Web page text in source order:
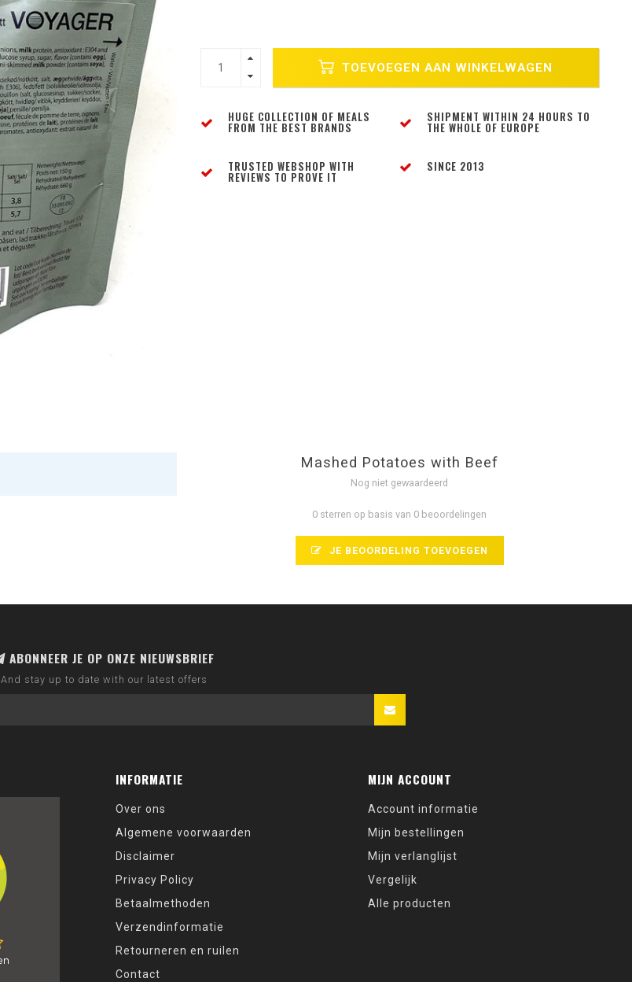
TOEVOEGEN AAN WINKELWAGEN
HUGE COLLECTION OF MEALS
FROM THE BEST BRANDS
SHIPMENT WITHIN 24 HOURS TO
THE WHOLE OF EUROPE
TRUSTED WEBSHOP WITH
REVIEWS TO PROVE IT
SINCE 2013
Mashed Potatoes with Beef
Nog niet gewaardeerd
0 sterren op basis van 0 beoordelingen
JE BEOORDELING TOEVOEGEN
ABONNEER JE OP ONZE NIEUWSBRIEF
And stay up to date with our latest offers
INFORMATIE
Over ons
Algemene voorwaarden
Disclaimer
Privacy Policy
Betaalmethoden
Verzendinformatie
Retourneren en ruilen
Contact
MIJN ACCOUNT
Account informatie
Mijn bestellingen
Mijn verlanglijst
Vergelijk
Alle producten